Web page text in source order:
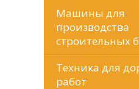
Машины для
производства
строительных
Техника для
работ